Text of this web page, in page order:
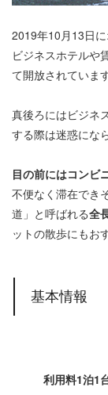
2019年10月13日に
ビジネスホテルや
て開放されています
真後ろにはビジネ
する際は迷惑にな
目の前にはコンビ
不便なく滞在でき
道」と呼ばれる全
ットの散歩にもお
基本情報
利用料1泊1